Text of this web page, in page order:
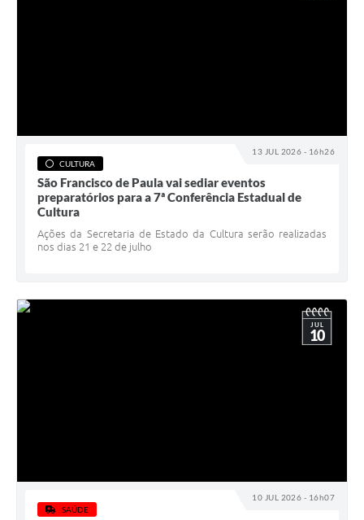
13 JUL 2026 - 16h26
CULTURA
São Francisco de Paula vai sediar eventos
preparatórios para a 7ª Conferência Estadual de
Cultura
Ações da Secretaria de Estado da Cultura serão realizadas
nos dias 21 e 22 de julho
10 JUL 2026 - 16h07
JUL
10
SAÚDE